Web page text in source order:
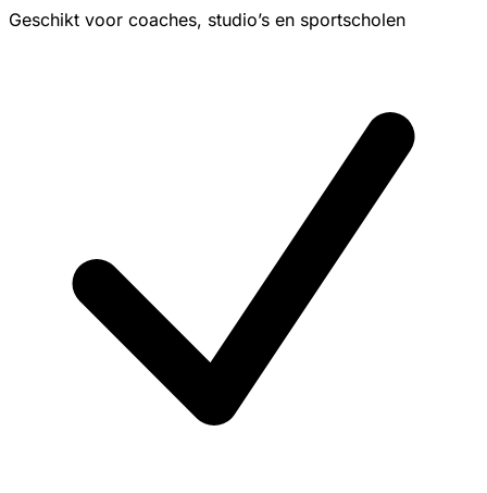
Geschikt voor coaches, studio’s en sportscholen